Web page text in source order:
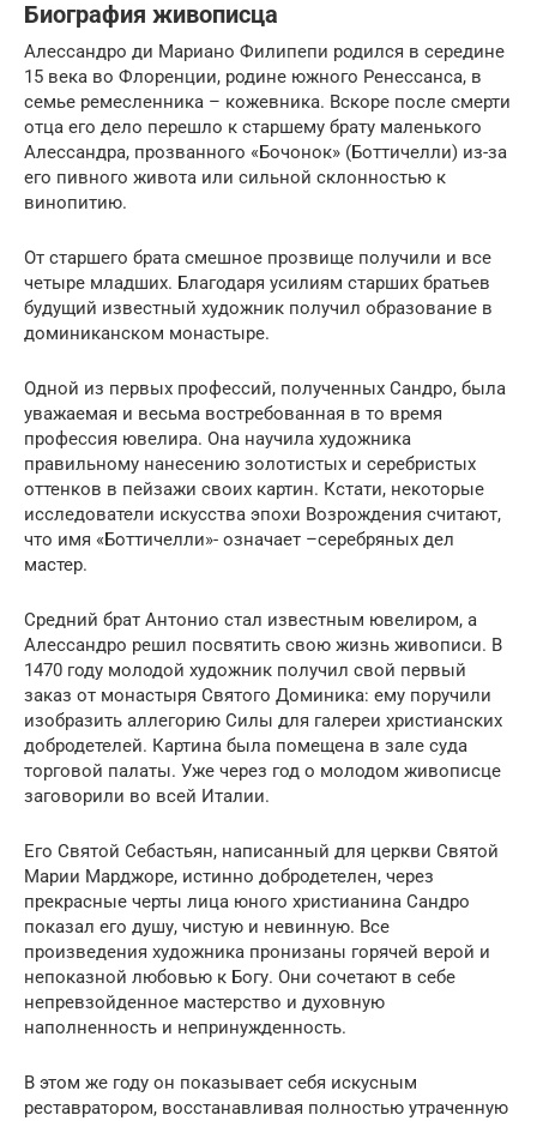
Биография живописца
Алессандро ди Мариано Филипепи родился в середине
15 века во Флоренции, родине южного Ренессанса, в
семье ремесленника – кожевника. Вскоре после смерти
отца его дело перешло к старшему брату маленького
Алессандра, прозванного «Бочонок» (Боттичелли) из-за
его пивного живота или сильной склонностью к
винопитию.
От старшего брата смешное прозвище получили и все
четыре младших. Благодаря усилиям старших братьев
будущий известный художник получил образование в
доминиканском монастыре.
Одной из первых профессий, полученных Сандро, была
уважаемая и весьма востребованная в то время
профессия ювелира. Она научила художника
правильному нанесению золотистых и серебристых
оттенков в пейзажи своих картин. Кстати, некоторые
исследователи искусства эпохи Возрождения считают,
что имя «Боттичелли»- означает –серебряных дел
мастер.
Средний брат Антонио стал известным ювелиром, а
Алессандро решил посвятить свою жизнь живописи. В
1470 году молодой художник получил свой первый
заказ от монастыря Святого Доминика: ему поручили
изобразить аллегорию Силы для галереи христианских
добродетелей. Картина была помещена в зале суда
торговой палаты. Уже через год о молодом живописце
заговорили во всей Италии.
Его Святой Себастьян, написанный для церкви Святой
Марии Марджоре, истинно добродетелен, через
прекрасные черты лица юного христианина Сандро
показал его душу, чистую и невинную. Все
произведения художника пронизаны горячей верой и
непоказной любовью к Богу. Они сочетают в себе
непревзойденное мастерство и духовную
наполненность и непринужденность.
В этом же году он показывает себя искусным
реставратором, восстанавливая полностью утраченную